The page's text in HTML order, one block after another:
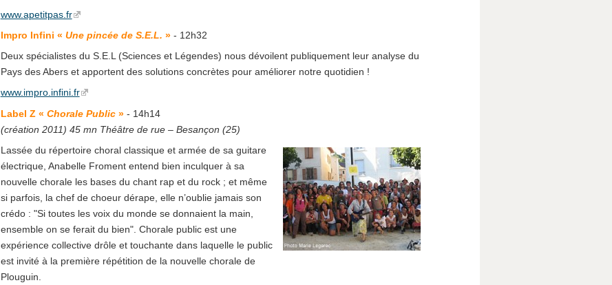
www.apetitpas.fr
Impro Infini « Une pincée de S.E.L. »- 12h32
Deux spécialistes du S.E.L (Sciences et Légendes) nous dévoilent publiquement leur analyse du
Pays des Abers et apportent des solutions concrètes pour améliorer notre quotidien !
www.impro.infini.fr
Label Z « Chorale Public»- 14h14
(création 2011) 45 mn Théâtre de rue – Besançon (25)
Lassée du répertoire choral classique et armée de sa guitare
électrique, Anabelle Froment entend bien inculquer à sa
nouvelle chorale les bases du chant rap et du rock ; et même
si parfois, la chef de choeur dérape, elle n’oublie jamais son
crédo : "Si toutes les voix du monde se donnaient la main,
ensemble on se ferait du bien". Chorale public est une
expérience collective drôle et touchante dans laquelle le public
est invité à la première répétition de la nouvelle chorale de
Plouguin.